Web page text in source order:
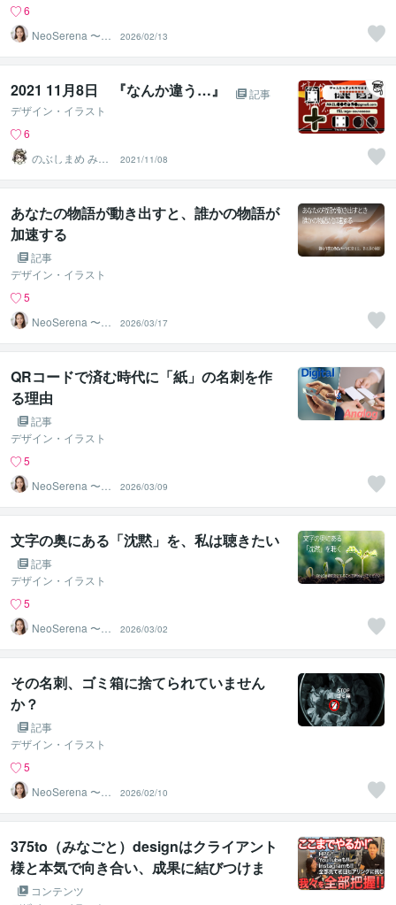
6
NeoSerena 〜ネ
2026/02/13
2021 11月8日 『なんか違う…』
記事
デザイン・イラスト
6
のぶしまめ みな
ご
2021/11/08
あなたの物語が動き出すと、誰かの物語が
加速する
記事
デザイン・イラスト
5
NeoSerena 〜ネ
2026/03/17
QRコードで済む時代に「紙」の名刺を作
る理由
記事
デザイン・イラスト
5
NeoSerena 〜ネ
2026/03/09
文字の奥にある「沈黙」を、私は聴きたい
記事
デザイン・イラスト
5
NeoSerena 〜ネ
2026/03/02
その名刺、ゴミ箱に捨てられていません
か？
記事
デザイン・イラスト
5
NeoSerena 〜ネ
2026/02/10
375to（みなごと）designはクライアント
様と本気で向き合い、成果に結びつけま
す！コンテンツ